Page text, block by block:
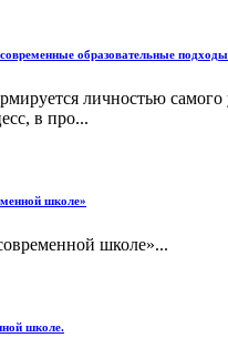
образовательные
личностью
в про...
школе»
школе»...
школе.